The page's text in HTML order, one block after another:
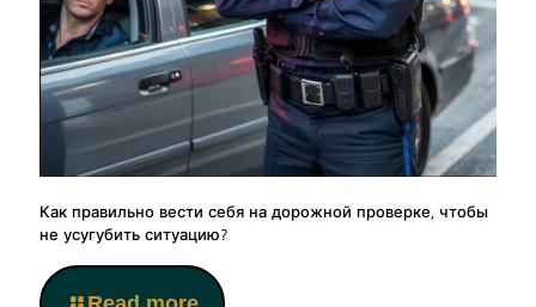
Как правильно вести себя на дорожной проверке, чтобы
не усугубить ситуацию?